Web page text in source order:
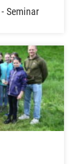
Seminar